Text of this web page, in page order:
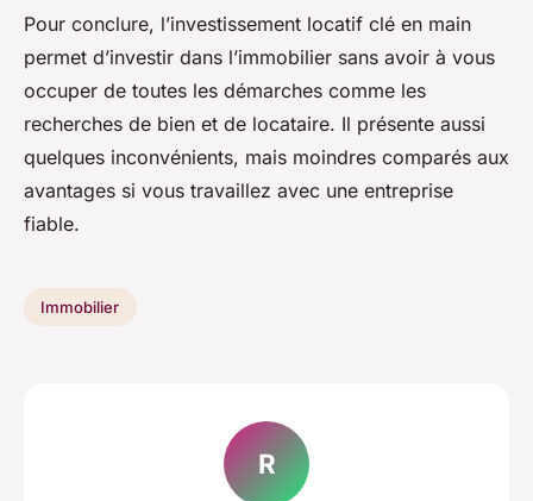
Pour conclure, l’investissement locatif clé en main
permet d’investir dans l’immobilier sans avoir à vous
occuper de toutes les démarches comme les
recherches de bien et de locataire. Il présente aussi
quelques inconvénients, mais moindres comparés aux
avantages si vous travaillez avec une entreprise
fiable.
Immobilier
R